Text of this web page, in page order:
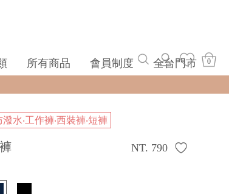
所有商品 會員制度 全台門市 0
水‧工作褲‧西裝褲‧短褲
NT. 790